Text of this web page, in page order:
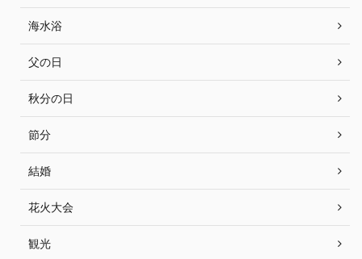
海水浴
父の日
秋分の日
節分
結婚
花火大会
観光